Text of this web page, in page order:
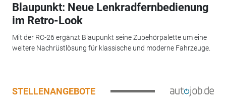
Blaupunkt: Neue Lenkradfernbedienung
im Retro-Look
Mit der RC-26 ergänzt Blaupunkt seine Zubehörpalette um eine
weitere Nachrüstlösung für klassische und moderne Fahrzeuge.
STELLENANGEBOTE